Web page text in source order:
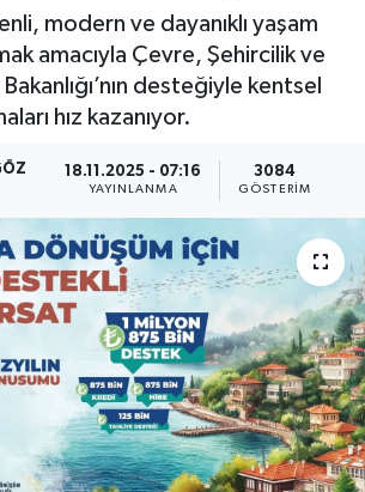
modern ve dayanıklı yaşam
amacıyla Çevre, Şehircilik ve
desteğiyle kentsel
hız kazanıyor.
18.11.2025 - 07:16
YAYINLANMA
3084
GÖSTERIM
Haberleri